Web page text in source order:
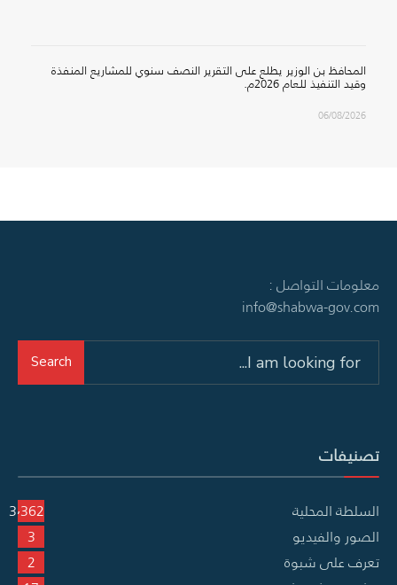
المحافظ بن الوزير يطلع على التقرير النصف سنوي للمشاريع المنفذة
وقيد التنفيذ للعام 2026م.
06/08/2026
معلومات التواصل :
info@shabwa-gov.com
Search
تصنيفات
السلطة المحلية
3٬362
الصور والفيديو
3
تعرف على شبوة
2